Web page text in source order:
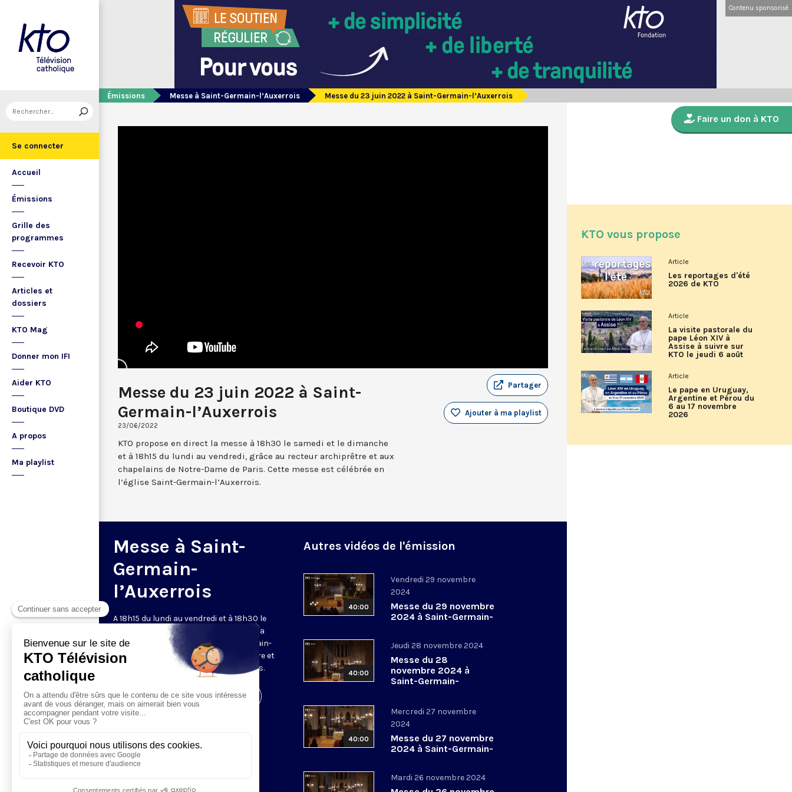
Se connecter
Accueil
Émissions
Grille des
programmes
Recevoir KTO
Articles et
dossiers
KTO Mag
Donner mon IFI
Aider KTO
Boutique DVD
A propos
Ma playlist
Contenu sponsorisé
Émissions Messe à Saint-Germain-l’Auxerrois Messe du 23 juin 2022 à Saint-Germain-l’Auxerrois
Messe du 23 juin 2022 à Saint-
Germain-l’Auxerrois
23/06/2022
Partager
Ajouter à ma playlist
KTO propose en direct la messe à 18h30 le samedi et le dimanche
et à 18h15 du lundi au vendredi, grâce au recteur archiprêtre et aux
chapelains de Notre-Dame de Paris. Cette messe est célébrée en
l’église Saint-Germain-l’Auxerrois.
Messe à Saint-
Germain-
l’Auxerrois
A 18h15 du lundi au vendredi et à 18h30 le
samedi et dimanche, KTO retransmet la
messe en direct de l'église Saint-Germain-
l'Auxerrois, grâce au recteur archiprêtre et
aux chapelains de Notre-Dame de Paris.
Visiter la page de l'émission
Autres vidéos de l'émission
40:00
Vendredi 29 novembre
2024
Messe du 29 novembre
2024 à Saint-Germain-
40:00
Jeudi 28 novembre 2024
Messe du 28
novembre 2024 à
Saint-Germain-
40:00
Mercredi 27 novembre
2024
Messe du 27 novembre
2024 à Saint-Germain-
Mardi 26 novembre 2024
Faire un don à KTO
KTO vous propose
Article
Les reportages d'été
2026 de KTO
Article
La visite pastorale du
pape Léon XIV à
Assise à suivre sur
KTO le jeudi 6 août
Article
Le pape en Uruguay,
Argentine et Pérou du
6 au 17 novembre
2026